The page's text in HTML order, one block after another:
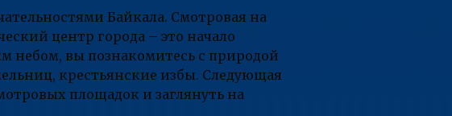
Байкала. Смотровая на
центр города – это начало
небом, вы познакомитесь с природой
крестьянские избы. Следующая
площадок и заглянуть на